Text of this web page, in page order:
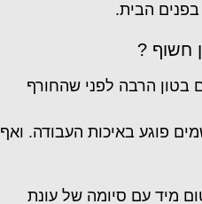
בפנים הבית.
חשוף ?
בטון הרבה לפני שהחורף
פוגע באיכות העבודה. ואף
מיד עם סיומה של עונת